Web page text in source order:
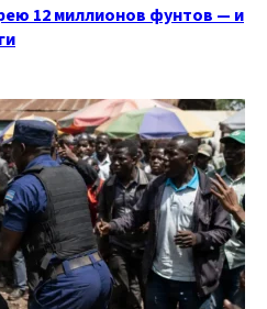
12 миллионов фунтов — и